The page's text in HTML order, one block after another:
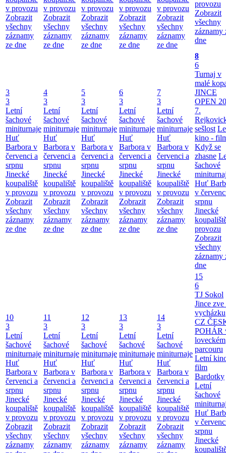
v provozu
Zobrazit
všechny
záznamy
ze dne
v provozu
Zobrazit
všechny
záznamy
ze dne
v provozu
Zobrazit
všechny
záznamy
ze dne
v provozu
Zobrazit
všechny
záznamy
ze dne
v provozu
Zobrazit
všechny
záznamy
ze dne
provozu
Zobrazit
všechny
záznamy
dne
3
3
Letní
šachové
miniturnaje
Huť
Barbora v
červenci a
srpnu
Jinecké
koupaliště
v provozu
Zobrazit
všechny
záznamy
ze dne
4
3
Letní
šachové
miniturnaje
Huť
Barbora v
červenci a
srpnu
Jinecké
koupaliště
v provozu
Zobrazit
všechny
záznamy
ze dne
5
3
Letní
šachové
miniturnaje
Huť
Barbora v
červenci a
srpnu
Jinecké
koupaliště
v provozu
Zobrazit
všechny
záznamy
ze dne
6
3
Letní
šachové
miniturnaje
Huť
Barbora v
červenci a
srpnu
Jinecké
koupaliště
v provozu
Zobrazit
všechny
záznamy
ze dne
7
3
Letní
šachové
miniturnaje
Huť
Barbora v
červenci a
srpnu
Jinecké
koupaliště
v provozu
Zobrazit
všechny
záznamy
ze dne
8
6
Turnaj v
malé
JINCE
OPEN
7.
sešlost
kino -
Když se
zhasne
šachové
Huť
v
srpnu
Jinecké
provozu
Zobrazit
všechny
záznamy
dne
10
3
Letní
šachové
miniturnaje
Huť
Barbora v
červenci a
srpnu
Jinecké
koupaliště
v provozu
Zobrazit
všechny
záznamy
11
3
Letní
šachové
miniturnaje
Huť
Barbora v
červenci a
srpnu
Jinecké
koupaliště
v provozu
Zobrazit
všechny
záznamy
12
3
Letní
šachové
miniturnaje
Huť
Barbora v
červenci a
srpnu
Jinecké
koupaliště
v provozu
Zobrazit
všechny
záznamy
13
3
Letní
šachové
miniturnaje
Huť
Barbora v
červenci a
srpnu
Jinecké
koupaliště
v provozu
Zobrazit
všechny
záznamy
14
3
Letní
šachové
miniturnaje
Huť
Barbora v
červenci a
srpnu
Jinecké
koupaliště
v provozu
Zobrazit
všechny
záznamy
15
6
TJ Sokol
Jince zve
vycházku
CZ
POHÁR
loveckém
parcouru
Letní
film
Bardotky
Letní
šachové
Huť
v
srpnu
Jinecké